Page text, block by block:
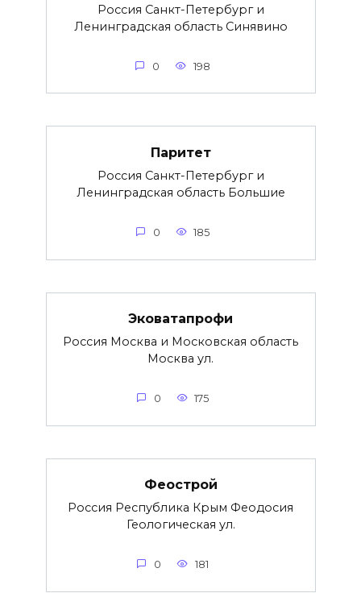
Россия Санкт-Петербург и
Ленинградская область Синявино
0 198
Паритет
Россия Санкт-Петербург и
Ленинградская область Большие
0 185
Эковатапрофи
Россия Москва и Московская область
Москва ул.
0 175
Феострой
Россия Республика Крым Феодосия
Геологическая ул.
0 181